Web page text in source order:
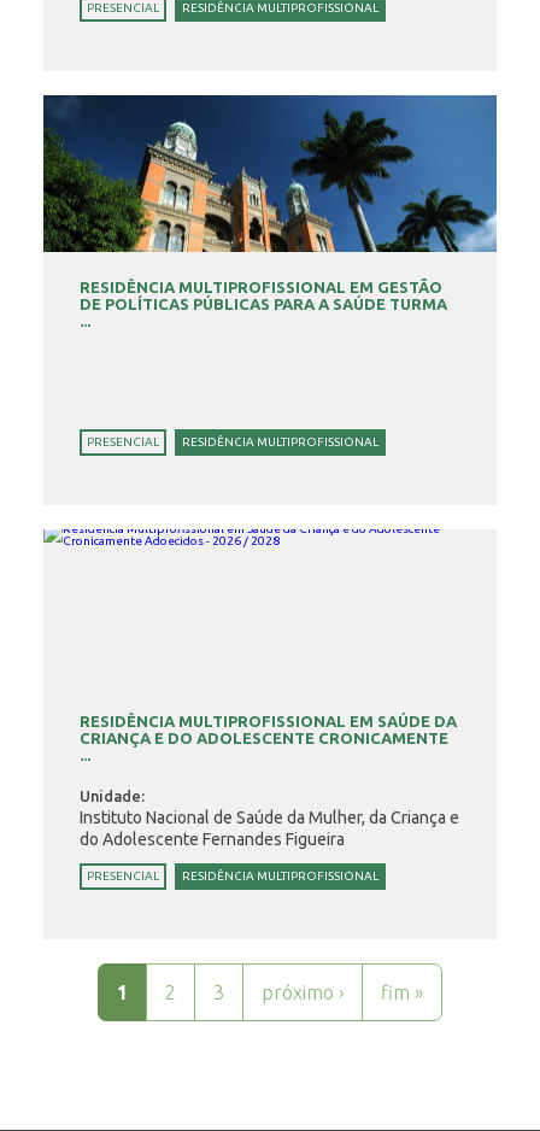
PRESENCIAL RESIDÊNCIA MULTIPROFISSIONAL
RESIDÊNCIA MULTIPROFISSIONAL EM GESTÃO
DE POLÍTICAS PÚBLICAS PARA A SAÚDE TURMA
...
PRESENCIAL RESIDÊNCIA MULTIPROFISSIONAL
RESIDÊNCIA MULTIPROFISSIONAL EM SAÚDE DA
CRIANÇA E DO ADOLESCENTE CRONICAMENTE
...
Unidade:
Instituto Nacional de Saúde da Mulher, da Criança e
do Adolescente Fernandes Figueira
PRESENCIAL RESIDÊNCIA MULTIPROFISSIONAL
1 2 3 próximo › fim »